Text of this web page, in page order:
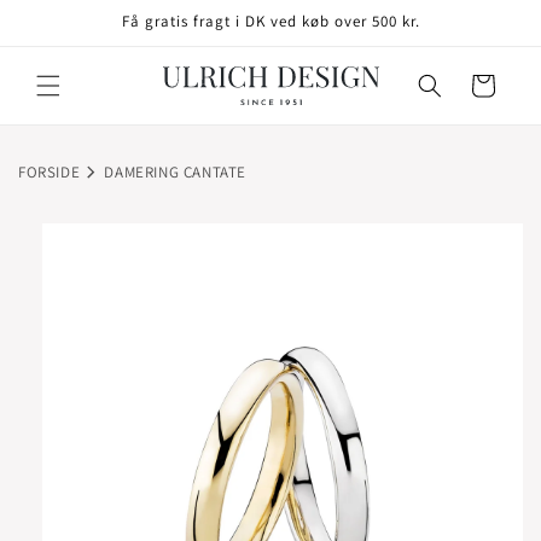
Få gratis fragt i DK ved køb over 500 kr.
Indkøbskurv
FORSIDE DAMERING CANTATE